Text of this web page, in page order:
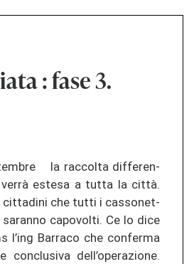
: fase 3.
la rac­col­ta dif­fe­ren­
es­te­sa a tutta la città.
cit­ta­di­ni che tutti i cas­so­net­
ca­po­vol­ti. Ce lo dice
l’ing Bar­ra­co che con­fer­ma
con­clu­si­va dell’ope­ra­zio­ne.